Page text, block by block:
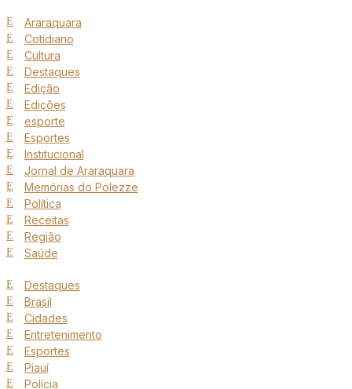
Araraquara
Cotidiano
Cultura
Destaques
Edição
Edições
esporte
Esportes
Institucional
Jornal de Araraquara
Memórias do Polezze
Política
Receitas
Região
Saúde
Destaques
Brasil
Cidades
Entretenimento
Esportes
Piauí
Polícia